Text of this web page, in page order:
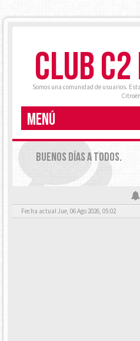
CLUB
Somos una comunidad de usuarios.
MENÚ
BUENOS DÍAS A TODOS.
Fecha actual Jue, 06 Ago 2026, 05:02